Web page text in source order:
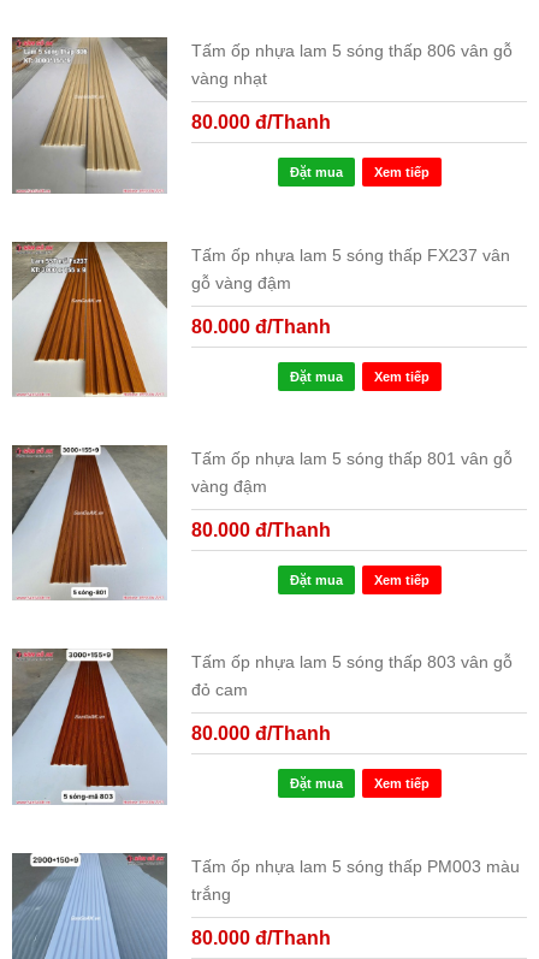
Tấm ốp nhựa lam 5 sóng thấp 806 vân gỗ
vàng nhạt
80.000 đ/Thanh
Đặt mua Xem tiếp
Tấm ốp nhựa lam 5 sóng thấp FX237 vân
gỗ vàng đậm
80.000 đ/Thanh
Đặt mua Xem tiếp
Tấm ốp nhựa lam 5 sóng thấp 801 vân gỗ
vàng đậm
80.000 đ/Thanh
Đặt mua Xem tiếp
Tấm ốp nhựa lam 5 sóng thấp 803 vân gỗ
đỏ cam
80.000 đ/Thanh
Đặt mua Xem tiếp
Tấm ốp nhựa lam 5 sóng thấp PM003 màu
trắng
80.000 đ/Thanh